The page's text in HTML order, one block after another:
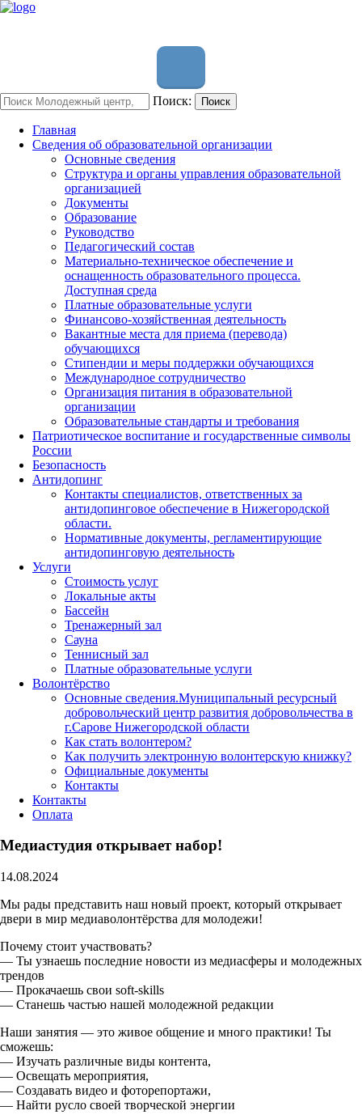
Поиск: Поиск
Главная
Сведения об образовательной организации
Основные сведения
Структура и органы управления образовательной
организацией
Документы
Образование
Руководство
Педагогический состав
Материально-техническое обеспечение и
оснащенность образовательного процесса.
Доступная среда
Платные образовательные услуги
Финансово-хозяйственная деятельность
Вакантные места для приема (перевода)
обучающихся
Стипендии и меры поддержки обучающихся
Международное сотрудничество
Организация питания в образовательной
организации
Образовательные стандарты и требования
Патриотическое воспитание и государственные символы
России
Безопасность
Антидопинг
Контакты специалистов, ответственных за
антидопинговое обеспечение в Нижегородской
области.
Нормативные документы, регламентирующие
антидопинговую деятельность
Услуги
Стоимость услуг
Локальные акты
Бассейн
Тренажерный зал
Сауна
Теннисный зал
Платные образовательные услуги
Волонтёрство
Основные сведения.Муниципальный ресурсный
добровольческий центр развития добровольчества в
г.Сарове Нижегородской области
Как стать волонтером?
Как получить электронную волонтерскую книжку?
Официальные документы
Контакты
Контакты
Оплата
Медиастудия открывает набор!
14.08.2024
Мы рады представить наш новый проект, который открывает
двери в мир медиаволонтёрства для молодежи!
Почему стоит участвовать?
— Ты узнаешь последние новости из медиасферы и молодежных
трендов
— Прокачаешь свои soft-skills
— Станешь частью нашей молодежной редакции
Наши занятия — это живое общение и много практики! Ты
сможешь:
— Изучать различные виды контента,
— Освещать мероприятия,
— Создавать видео и фоторепортажи,
— Найти русло своей творческой энергии